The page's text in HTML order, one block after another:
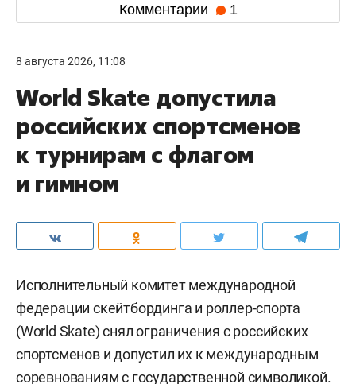
Комментарии 1
8 августа 2026, 11:08
World Skate допустила
российских спортсменов
к турнирам с флагом
и гимном
Исполнительный комитет международной
федерации скейтбординга и роллер-спорта
(World Skate) снял ограничения с российских
спортсменов и допустил их к международным
соревнованиям с государственной символикой.